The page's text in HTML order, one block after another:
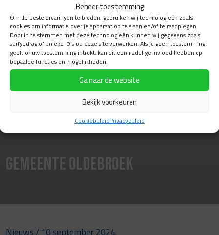
Beheer toestemming
Om de beste ervaringen te bieden, gebruiken wij technologieën zoals
cookies om informatie over je apparaat op te slaan en/of te raadplegen.
Door in te stemmen met deze technologieën kunnen wij gegevens zoals
surfgedrag of unieke ID's op deze site verwerken. Als je geen toestemming
geeft of uw toestemming intrekt, kan dit een nadelige invloed hebben op
bepaalde functies en mogelijkheden.
Ga naar de website
Bekijk voorkeuren
CookiebeleidPrivacybeleid
Gemeente Oldebroek
Nieuws / 10 september 2024